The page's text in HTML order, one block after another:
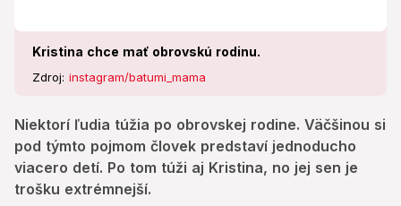
Kristina chce mať obrovskú rodinu.
Zdroj: instagram/batumi_mama
Niektorí ľudia túžia po obrovskej rodine. Väčšinou si
pod týmto pojmom človek predstaví jednoducho
viacero detí. Po tom túži aj Kristina, no jej sen je
trošku extrémnejší.